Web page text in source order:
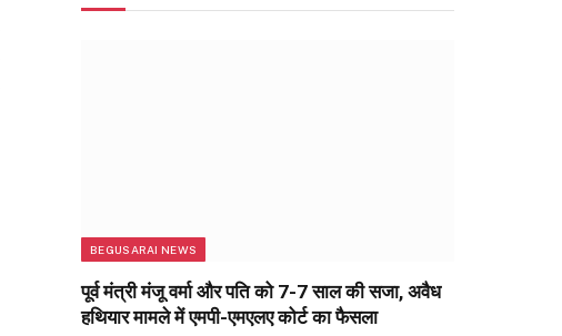
BEGUSARAI NEWS
पूर्व मंत्री मंजू वर्मा और पति को 7-7 साल की सजा, अवैध
हथियार मामले में एमपी-एमएलए कोर्ट का फैसला